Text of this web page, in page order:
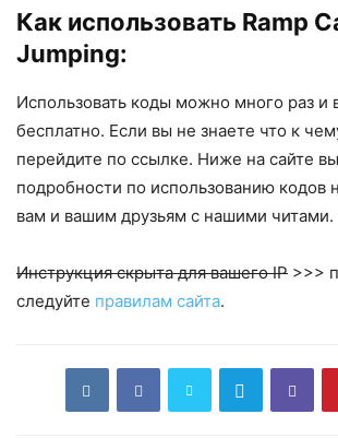
Как использовать Ramp
Jumping:
Использовать коды можно много раз и
бесплатно. Если вы не знаете что к
перейдите по ссылке. Ниже на сайте
подробности по использованию кодов
вам и вашим друзьям с нашими читами.
Инструкция скрыта для вашего IP >>>
следуйте правилам сайта.